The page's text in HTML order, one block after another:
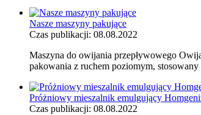
Nasze maszyny pakujące
Czas publikacji: 08.08.2022
Maszyna do owijania przepływowego
pakowania z ruchem poziomym,
Próżniowy mieszalnik emulgujący
Czas publikacji: 08.08.2022